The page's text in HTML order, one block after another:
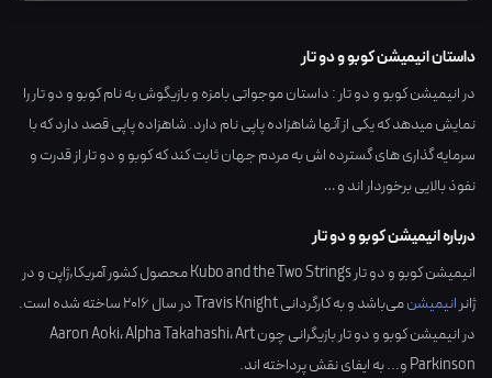
داستان انیمیشن کوبو و دو تار
در انیمیشن کوبو و دو تار : داستان موجواتی بامزه و بازیگوش به نام کوبو و دو تار را
نمایش میدهد که یکی از آنها شاهزاده پاپی نام دارد. شاهزاده پاپی قصد دارد که با
سرمایه گذاری های گسترده اش به مردم جهان ثابت کند که کوبو و دو تار از قدرت و
نفوذ بالایی برخوردار اند و …
درباره انیمیشن کوبو و دو تار
انیمیشن کوبو و دو تار Kubo and the Two Strings محصول کشور آمریکا,ژاپنو در
ژانرانیمیشنمی‌باشد و به کارگردانیTravis Knightدر سال2016ساخته شده است.
در انیمیشن کوبو و دو تار بازیگرانی چون
Aaron Aoki،Alpha Takahashi،Art
Parkinsonو... به ایفای نقش پرداخته اند.